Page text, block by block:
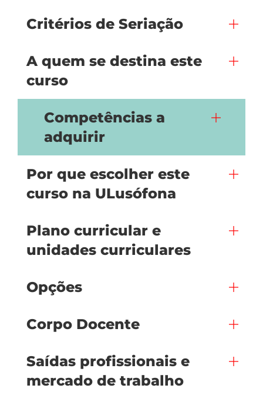
Critérios de Seriação
A quem se destina este
curso
Competências a
adquirir
Por que escolher este
curso na ULusófona
Plano curricular e
unidades curriculares
Opções
Corpo Docente
Saídas profissionais e
mercado de trabalho